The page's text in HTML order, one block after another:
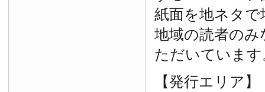
紙面を地ネタ
地域の読者の
ただいています
【発行エリア】